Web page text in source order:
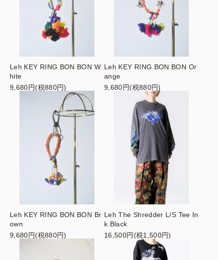
Leh KEY RING BON BON W
hite
9,680円(税880円)
Leh KEY RING BON BON Or
ange
9,680円(税880円)
Leh KEY RING BON BON Br
own
9,680円(税880円)
Leh The Shredder L/S Tee In
k Black
16,500円(税1,500円)